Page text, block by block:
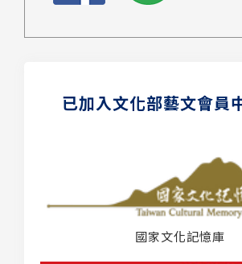
已加入文化部藝文會員
國家文化記憶庫